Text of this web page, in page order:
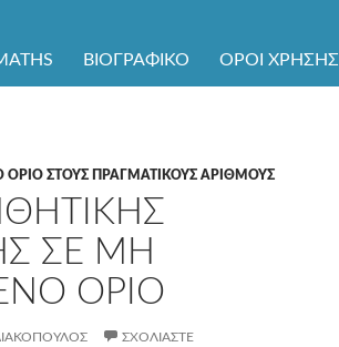
ΒΙΟΓΡΑΦΙΚΌ ΌΡΟΙ ΧΡΉΣΗΣ
ΣΤΟΥΣ ΠΡΑΓΜΑΤΙΚΟΥΣ ΑΡΙΘΜΟΥΣ
ΣΕ ΜΗ
ΟΡΙΟ
ΣΧΟΛΙΆΣΤΕ